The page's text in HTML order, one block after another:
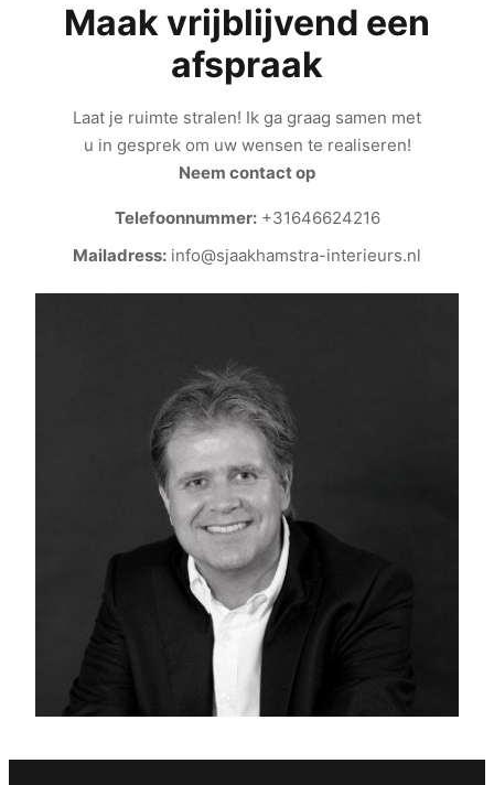
Maak vrijblijvend een
afspraak
Laat je ruimte stralen! Ik ga graag samen met
u in gesprek om uw wensen te realiseren!
Neem contact op
Telefoonnummer:+31646624216
Mailadress: info@sjaakhamstra-interieurs.nl